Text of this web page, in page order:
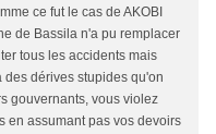
ce fut le cas de AKOBI
de Bassila n'a pu remplacer
tous les accidents mais
dérives stupides qu'on
gouvernants, vous violez
en assumant pas vos devoirs